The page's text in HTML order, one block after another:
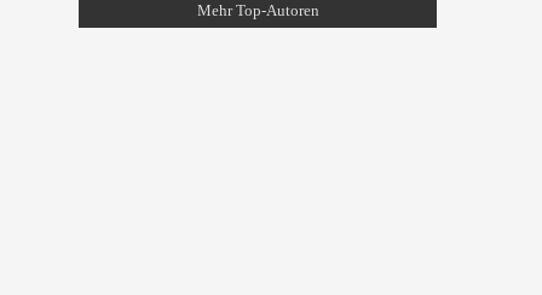
Mehr Top-Autoren